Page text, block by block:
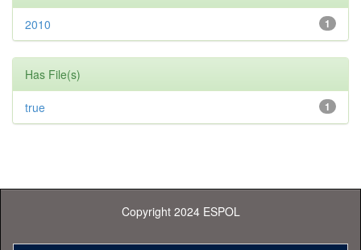
1
2010
Has File(s)
1
true
Copyright 2024 ESPOL